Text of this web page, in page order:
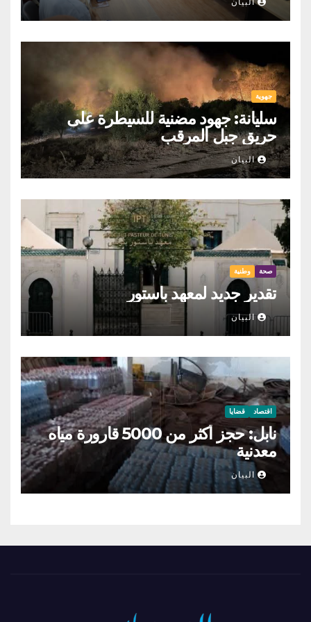
البيان
جهوية
سليانة: جهود مضنية للسيطرة على
حريق جبل المرقب
البيان
صحة وطنية
تقدير جديد لمعهد باستور
البيان
اقتصاد قضايا
نابل: حجز أكثر من 5000 قارورة مياه
معدنية
البيان